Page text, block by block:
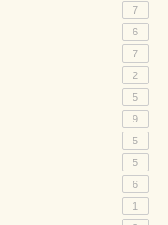
7
6
7
2
5
9
5
5
6
1